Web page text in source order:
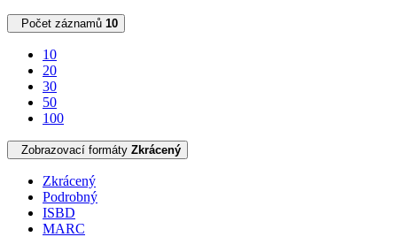
Počet záznamů 10
10
20
30
50
100
Zobrazovací formáty Zkrácený
Zkrácený
Podrobný
ISBD
MARC